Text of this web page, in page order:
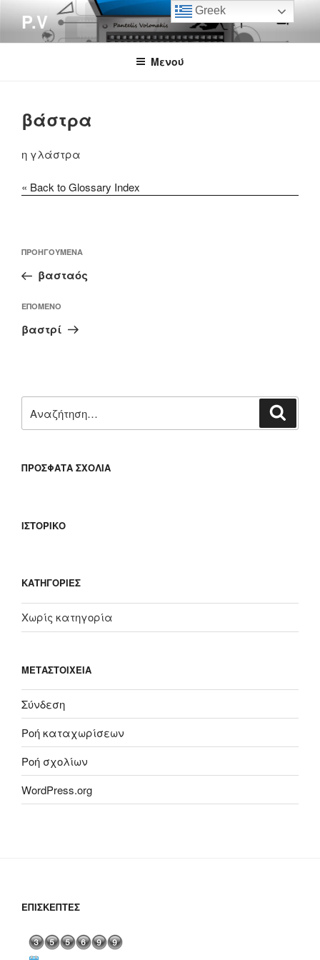
περιεχόμενο
P.V
Μενού
βάστρα
η γλάστρα
« Back to Glossary Index
άρθρων
Προηγούμενο
άρθρο
ΠΡΟΗΓΟΎΜΕΝΑ
βασταός
Επόμενο
άρθρο
ΕΠΌΜΕΝΟ
βαστρί
για:
ΠΡΌΣΦΑΤΑ ΣΧΌΛΙΑ
ΙΣΤΟΡΙΚΌ
KΑΤΗΓΟΡΊΕΣ
Χωρίς κατηγορία
ΜΕΤΑΣΤΟΙΧΕΊΑ
Σύνδεση
Ροή καταχωρίσεων
Ροή σχολίων
WordPress.org
ΕΠΙΣΚΈΠΤΕΣ
Greek